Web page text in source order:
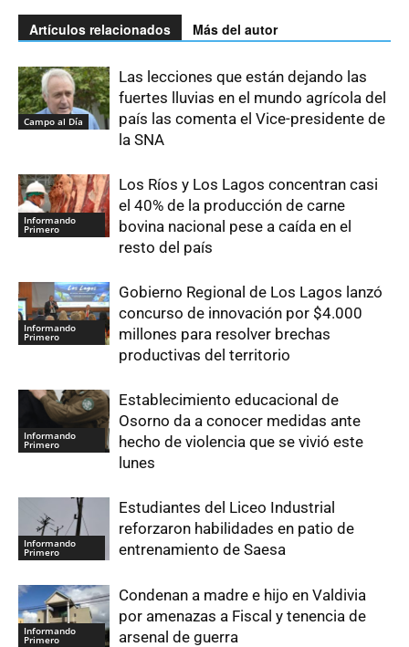
Artículos relacionados Más del autor
Campo al Día
Las lecciones que están dejando las
fuertes lluvias en el mundo agrícola del
país las comenta el Vice-presidente de
la SNA
Informando
Primero
Los Ríos y Los Lagos concentran casi
el 40% de la producción de carne
bovina nacional pese a caída en el
resto del país
Informando
Primero
Gobierno Regional de Los Lagos lanzó
concurso de innovación por $4.000
millones para resolver brechas
productivas del territorio
Informando
Primero
Establecimiento educacional de
Osorno da a conocer medidas ante
hecho de violencia que se vivió este
lunes
Informando
Primero
Estudiantes del Liceo Industrial
reforzaron habilidades en patio de
entrenamiento de Saesa
Informando
Primero
Condenan a madre e hijo en Valdivia
por amenazas a Fiscal y tenencia de
arsenal de guerra